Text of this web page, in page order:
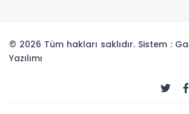
© 2026 Tüm hakları saklıdır. Sistem :
Yazılımı